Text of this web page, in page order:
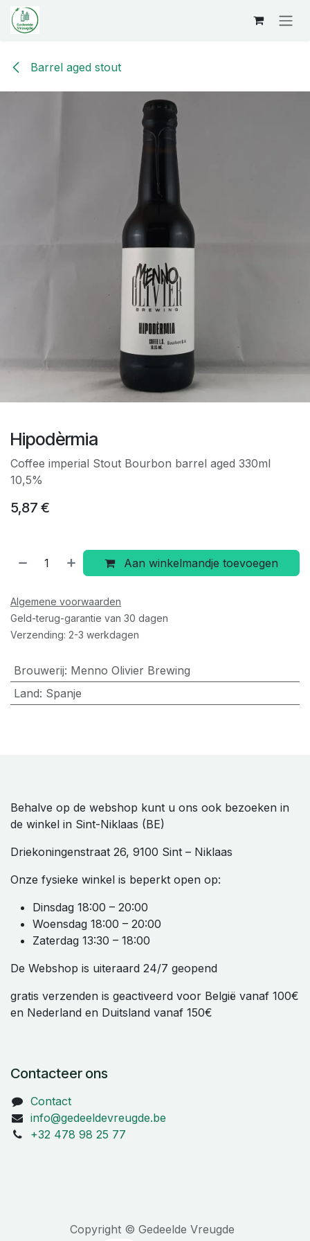
Overslaan naar inhoud
Barrel aged stout
Hipodèrmia
Coffee imperial Stout Bourbon barrel aged 330ml
10,5%
5,87 €
Aan winkelmandje toevoegen
Algemene voorwaarden
Geld-terug-garantie van 30 dagen
Verzending: 2-3 werkdagen
Brouwerij: Menno Olivier Brewing
Land: Spanje
Behalve op de webshop kunt u ons ook bezoeken in
de winkel in Sint-Niklaas (BE)
Driekoningenstraat 26, 9100 Sint – Niklaas
Onze fysieke winkel is beperkt open op:
Dinsdag 18:00 – 20:00
Woensdag 18:00 – 20:00
Zaterdag 13:30 – 18:00
De Webshop is uiteraard 24/7 geopend
gratis verzenden is geactiveerd voor België vanaf 100€
en Nederland en Duitsland vanaf 150€
Contacteer ons
Contact
info@gedeeldevreugde.be
+32 478 98 25 77
Copyright © Gedeelde Vreugde